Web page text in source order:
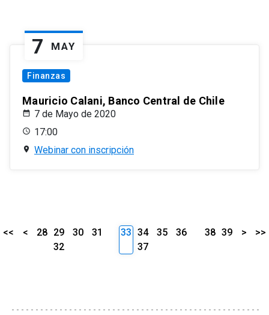
7 MAY
Finanzas
Mauricio Calani, Banco Central de Chile
7 de Mayo de 2020
17:00
Webinar con inscripción
<< < 28 29 30
31
32
33 34 35
36
37
38 39 > >>